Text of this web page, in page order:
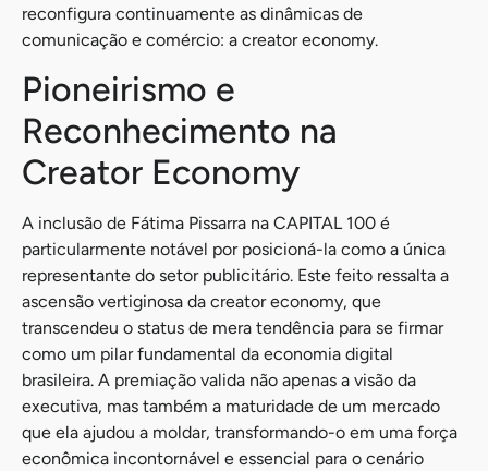
reconfigura continuamente as dinâmicas de
comunicação e comércio: a creator economy.
Pioneirismo e
Reconhecimento na
Creator Economy
A inclusão de Fátima Pissarra na CAPITAL 100 é
particularmente notável por posicioná-la como a única
representante do setor publicitário. Este feito ressalta a
ascensão vertiginosa da creator economy, que
transcendeu o status de mera tendência para se firmar
como um pilar fundamental da economia digital
brasileira. A premiação valida não apenas a visão da
executiva, mas também a maturidade de um mercado
que ela ajudou a moldar, transformando-o em uma força
econômica incontornável e essencial para o cenário